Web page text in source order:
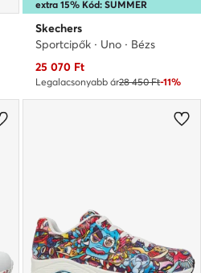
extra 15% Kód: SUMMER
Skechers
Sportcipők · Uno · Bézs
Aktuális ár
25 070 Ft
Legalacsonyabb ár28 450 Ft-11%